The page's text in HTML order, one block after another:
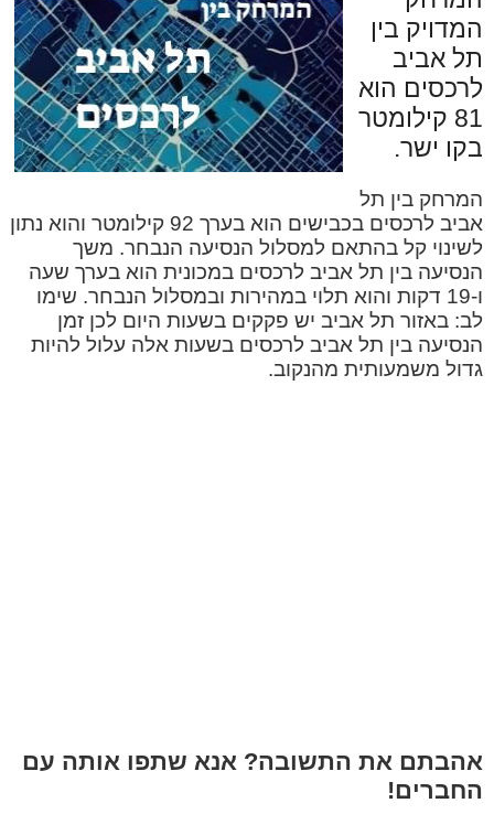
המדויק בין
תל אביב
לרכסים הוא
81 קילומטר
בקו ישר.
המרחק בין תל
אביב לרכסים בכבישים הוא בערך 92 קילומטר והוא נתון
לשינוי קל בהתאם למסלול הנסיעה הנבחר. משך
הנסיעה בין תל אביב לרכסים במכונית הוא בערך שעה
ו-19 דקות והוא תלוי במהירות ובמסלול הנבחר. שימו
לב: באזור תל אביב יש פקקים בשעות היום לכן זמן
הנסיעה בין תל אביב לרכסים בשעות אלה עלול להיות
גדול משמעותית מהנקוב.
אהבתם את התשובה? אנא שתפו אותה עם
החברים!